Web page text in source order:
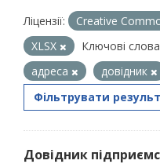
Ліцензії: Creative
XLSX
Ключові
адреса
довідник
Фільтрувати
Довідник